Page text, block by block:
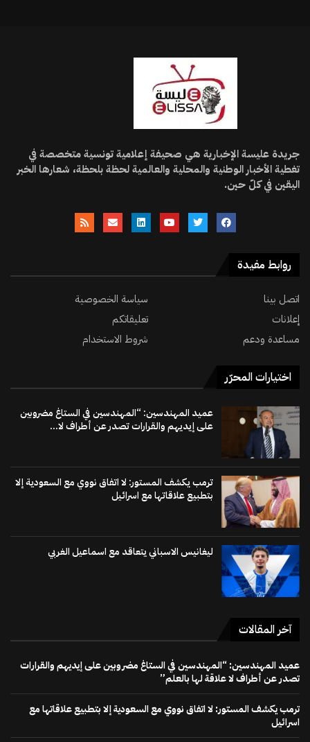
جريدة عليسة الإخبارية هي صحيفة إعلامية تونسية متخصصة في
تغطية الأخبار الوطنية والمحلية والعالمية لحظة بلحظة، شعارها الخبر
اليقين في كلّ حين.
روابط مفيدة
اتصل بينا
سياسة الخصوصية
إعلانات
تعليقاتكم
مساعدة ودعم
شروط الاستخدام
اختيارات المحرّر
عميد المهندسين: “المهندسين في الستاغ مضروبين
على إيديهم والقرارات تصدر عن أطراف لا...
ترمب يكشف المستور: لا اتفاق نووي مع السعودية إلا
بتطبيع علاقاتها مع اسرائيل
ليغانيس الاسباني يتعاقد مع اسماعيل الغربي
آخر المقالات
عميد المهندسين: “المهندسين في الستاغ مضروبين على إيديهم والقرارات
تصدر عن أطراف لا علاقة لها بالعلم”
ترمب يكشف المستور: لا اتفاق نووي مع السعودية إلا بتطبيع علاقاتها مع
اسرائيل